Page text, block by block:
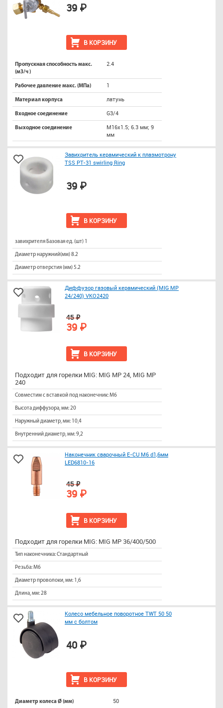
В КОРЗИНУ
39 ₽
Пропускная способность макс.
(м3/ч )
2.4
Рабочее давление макс. (МПа) 1
Материал корпуса латунь
Входное соединение G3/4
Выходное соединение
М16х1.5; 6.3 мм; 9
мм
Завихритель керамический к плазмотрону
TSS PT-31 swirling Ring
В КОРЗИНУ
39 ₽
завихрителя Базовая ед. (шт) 1
Диаметр наружний(мм) 8.2
Диаметр отверстия (мм) 5.2
Диффузор газовый керамический (MIG MP
24/240) VKO2420
В КОРЗИНУ
45 ₽
39 ₽
Подходит для горелки MIG: MIG MP 24, MIG MP
240
Совместим с вставкой под наконечник: М6
Высота диффузора, мм: 20
Наружный диаметр, мм: 10,4
Внутренний диаметр, мм: 9,2
Наконечник сварочный E-CU М6 d1,6мм
LED6810-16
В КОРЗИНУ
45 ₽
39 ₽
Подходит для горелки MIG: MIG MP 36/400/500
Тип наконечника: Стандартный
Резьба: М6
Диаметр проволоки, мм: 1,6
Длина, мм: 28
Колесо мебельное поворотное TWT 50 50
мм с болтом
В КОРЗИНУ
40 ₽
Диаметр колеса Ø (мм) 50